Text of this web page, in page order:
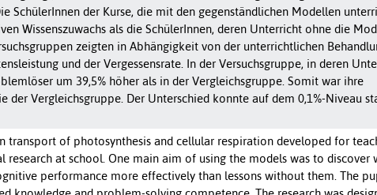
SchülerInnen der Kurse, die mit den gegenständlichen Modellen
Wissenszuwachs als die SchülerInnen, deren Unterricht ohne die
zeigten in Abhängigkeit von der unterrichtlichen
und der Vergessensrate. In der Versuchsgruppe, in deren
um 39,5% höher als in der Vergleichsgruppe. Somit war ihre
der Vergleichsgruppe. Der Unterschied konnte auf dem 0,1%-Niveau
transport of photosynthesis and cellular respiration developed for
research at school. One main aim of using the models was to discover
performance more effectively than lessons without them. The